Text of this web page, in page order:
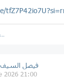
Falsaif فيصل السيف
2026 21:00